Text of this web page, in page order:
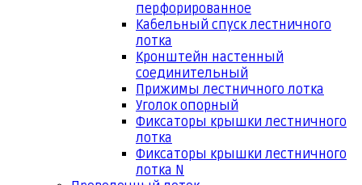
перфорированное
Кабельный спуск лестничного
лотка
Кронштейн настенный
соединительный
Прижимы лестничного лотка
Уголок опорный
Фиксаторы крышки лестничного
лотка
Фиксаторы крышки лестничного
лотка N